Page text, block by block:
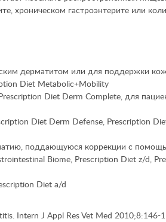
гастроэнтерите или
дерматитом или для поддержки
Diet Metabolic+Mobility
Diet Derm Complete, для
Diet Derm Defense, Prescription
поддающуюся коррекции с
Biome, Prescription Diet z/d,
Diet a/d
Intern J Appl Res Vet Med 2010;8:146-